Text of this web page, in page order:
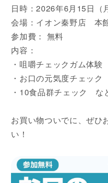
日時：2026年6月15日（
会場：イオン秦野店 本
参加費： 無料
内容：
・咀嚼チェックガム体験
・お口の元気度チェック
・10食品群チェック な
お買い物ついでに、ぜひ
い！